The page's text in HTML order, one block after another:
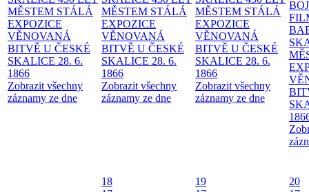
MĚSTEM STÁLÁ
EXPOZICE
VĚNOVANÁ
BITVĚ U ČESKÉ
SKALICE 28. 6.
1866
Zobrazit všechny
záznamy ze dne
MĚSTEM STÁLÁ
EXPOZICE
VĚNOVANÁ
BITVĚ U ČESKÉ
SKALICE 28. 6.
1866
Zobrazit všechny
záznamy ze dne
MĚSTEM STÁLÁ
EXPOZICE
VĚNOVANÁ
BITVĚ U ČESKÉ
SKALICE 28. 6.
1866
Zobrazit všechny
záznamy ze dne
18
19
20